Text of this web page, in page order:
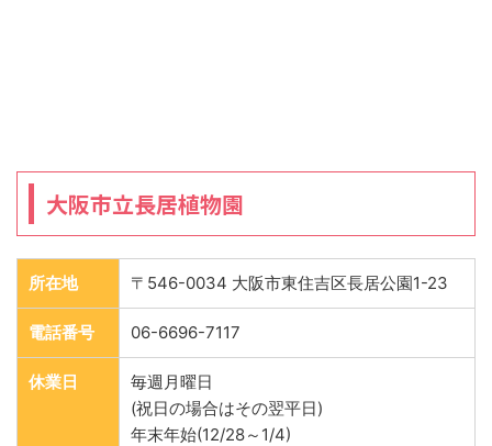
大阪市立長居植物園
所在地 〒546-0034 大阪市東住吉区長居公園1-23
電話番号 06-6696-7117
休業日
毎週月曜日
(祝日の場合はその翌平日)
年末年始(12/28～1/4)